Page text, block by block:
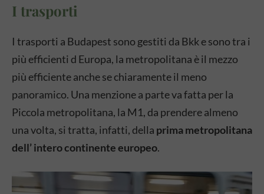
I trasporti
I trasporti a Budapest sono gestiti da Bkk e sono tra i
più efficienti d Europa, la metropolitana è il mezzo
più efficiente anche se chiaramente il meno
panoramico. Una menzione a parte va fatta per la
Piccola metropolitana, la M1, da prendere almeno
una volta, si tratta, infatti, della prima metropolitana
dell’ intero continente europeo.